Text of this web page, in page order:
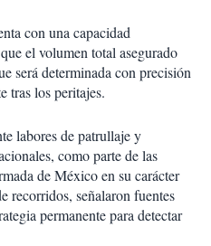
con una capacidad
el volumen total asegurado
será determinada con precisión
tras los peritajes.
labores de patrullaje y
como parte de las
de México en su carácter
recorridos, señalaron fuentes
permanente para detectar